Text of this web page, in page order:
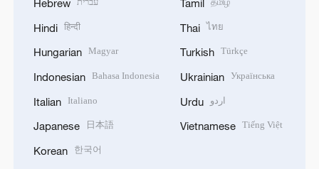
Hebrew
Hindi हिन्दी
Hungarian Magyar
Indonesian Bahasa Indonesia
Italian Italiano
Japanese 日本語
Korean 한국어
Tamil
Thai ไทย
Turkish Türkçe
Ukrainian Українська
Urdu اردو
Vietnamese Tiếng Việt